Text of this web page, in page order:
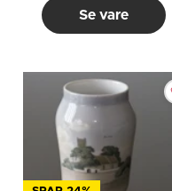
Se vare